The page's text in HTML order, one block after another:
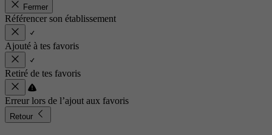
Fermer
Référencer son établissement
Ajouté à tes favoris
Retiré de tes favoris
Erreur lors de l’ajout aux favoris
Retour